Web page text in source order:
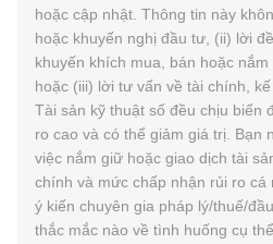
hoặc cập nhật. Thông tin này
hoặc khuyến nghị đầu tư, (ii) lời
khuyến khích mua, bán hoặc nắm
hoặc (iii) lời tư vấn về tài chính,
Tài sản kỹ thuật số đều chịu biến
ro cao và có thể giảm giá trị. Bạn
việc nắm giữ hoặc giao dịch tài
chính và mức chấp nhận rủi ro cá
ý kiến chuyên gia pháp lý/thuế/
thắc mắc nào về tình huống cụ